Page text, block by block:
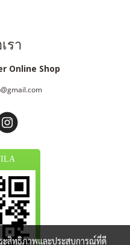
รา
Online Shop
ะสิทธิภาพและประสบการณ์ที่ดี